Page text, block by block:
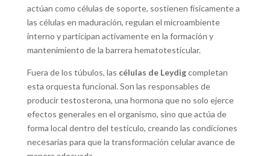
actúan como células de soporte, sostienen físicamente a
las células en maduración, regulan el microambiente
interno y participan activamente en la formación y
mantenimiento de la barrera hematotesticular.
Fuera de los túbulos, las células de Leydigcompletan
esta orquesta funcional. Son las responsables de
producir testosterona, una hormona que no solo ejerce
efectos generales en el organismo, sino que actúa de
forma local dentro del testículo, creando las condiciones
necesarias para que la transformación celular avance de